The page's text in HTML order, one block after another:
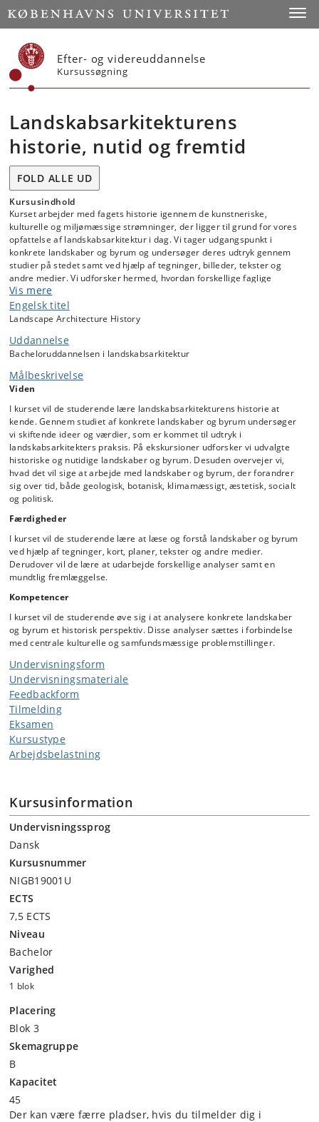
Start
Efter- og videreuddannelse
Kursussøgning
Landskabsarkitekturens
historie, nutid og fremtid
FOLD ALLE UD
Kursusindhold
Kurset arbejder med fagets historie igennem de kunstneriske,
kulturelle og miljømæssige strømninger, der ligger til grund for vores
opfattelse af landskabsarkitektur i dag. Vi tager udgangspunkt i
konkrete landskaber og byrum og undersøger deres udtryk gennem
studier på stedet samt ved hjælp af tegninger, billeder, tekster og
andre medier. Vi udforsker hermed, hvordan forskellige faglige
praksisser - herunder havekunst, byplanlægning, bydesign og
forvaltning af kulturlandskaber - har ændret sig over tid. Fokus er på
danske landskaber, byrum og lanskabsarkitektonisk praksis set i
hvordan samfundsudvikling, skiftende syn på æstetik, natur, byliv og
fællesskab aftegner sig i byer, haver og landskaber - og vi spørger til
de skiftende redskaber, landskabsarkitekter har benyttet sig af
gennem tiden.
arbejde og viden. Vi forholder os til, hvordan landskabsarkitekturen
påvirker den kontekst, mennesker opholder sig i. Vi spørger til, hvilken
rolle landskabsarkitekturen kan spille i dag, hvor vores forhold til byen
og naturen er under forandring, og hvor vi ved mere og mere om,
hvilke konsekvenser det har, at mennesker udnytter naturressourcer
og ændrer landskabet og jordens klima. Således giver kurset historisk
dybde til diskussionen om bæredygtigt design og retfærdig landskabs-
og byudvikling og åbner forskellige perspektiver på disse spørgsmål.
Kurset består af ekskursioner, forelæsninger, selvstudium,
gruppearbejde, læsegrupper og fremlæggelser.
Vis mere
Engelsk titel
Landscape Architecture History
Uddannelse
Bacheloruddannelsen i landskabsarkitektur
Målbeskrivelse
Viden
I kurset vil de studerende lære landskabsarkitekturens historie at
kende. Gennem studiet af konkrete landskaber og byrum undersøger
vi skiftende ideer og værdier, som er kommet til udtryk i
landskabsarkitekters praksis. På ekskursioner udforsker vi udvalgte
historiske og nutidige landskaber og byrum. Desuden overvejer vi,
hvad det vil sige at arbejde med landskaber og byrum, der forandrer
sig over tid, både geologisk, botanisk, klimamæssigt, æstetisk, socialt
og politisk.
Færdigheder
I kurset vil de studerende lære at læse og forstå landskaber og byrum
ved hjælp af tegninger, kort, planer, tekster og andre medier.
Derudover vil de lære at udarbejde forskellige analyser samt en
mundtlig fremlæggelse.
Kompetencer
I kurset vil de studerende øve sig i at analysere konkrete landskaber
og byrum et historisk perspektiv. Disse analyser sættes i forbindelse
med centrale kulturelle og samfundsmæssige problemstillinger.
Undervisningsform
Undervisningsmateriale
Feedbackform
Tilmelding
Eksamen
Kursustype
Arbejdsbelastning
Kursusinformation
Undervisningssprog
Dansk
Kursusnummer
NIGB19001U
ECTS
7,5 ECTS
Niveau
Bachelor
Varighed
1 blok
Placering
Blok 3
Skemagruppe
B
Kapacitet
45
Der kan være færre pladser, hvis du tilmelder dig i